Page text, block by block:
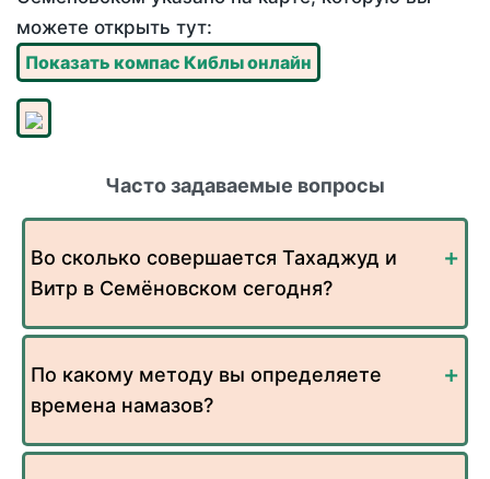
можете открыть тут:
Показать компас Киблы онлайн
Часто задаваемые вопросы
Во сколько совершается Тахаджуд и
Витр в Семёновском сегодня?
По какому методу вы определяете
времена намазов?